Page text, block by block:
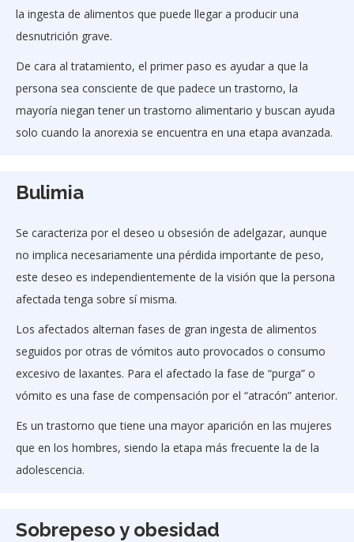
la ingesta de alimentos que puede llegar a producir una
desnutrición grave.
De cara al tratamiento, el primer paso es ayudar a que la
persona sea consciente de que padece un trastorno, la
mayoría niegan tener un trastorno alimentario y buscan ayuda
solo cuando la anorexia se encuentra en una etapa avanzada.
Bulimia
Se caracteriza por el deseo u obsesión de adelgazar, aunque
no implica necesariamente una pérdida importante de peso,
este deseo es independientemente de la visión que la persona
afectada tenga sobre sí misma.
Los afectados alternan fases de gran ingesta de alimentos
seguidos por otras de vómitos auto provocados o consumo
excesivo de laxantes. Para el afectado la fase de “purga” o
vómito es una fase de compensación por el “atracón” anterior.
Es un trastorno que tiene una mayor aparición en las mujeres
que en los hombres, siendo la etapa más frecuente la de la
adolescencia.
Sobrepeso y obesidad